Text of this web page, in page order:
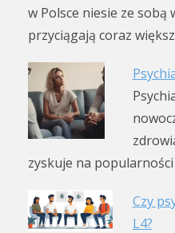
w Polsce niesie ze sobą
przyciągają coraz
zyskuje na
Czy
L4?